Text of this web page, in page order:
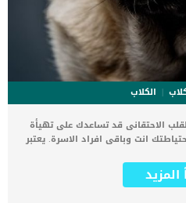
الكلاب
الاحتقانى قد تساعدك على تهيأة
انت وباقى افراد الاسرة. يعتبر
فى ذلك الكلاب والقطط. كما ان القلب
واى قصور به يعتبر قصور فى باقى
المزيد